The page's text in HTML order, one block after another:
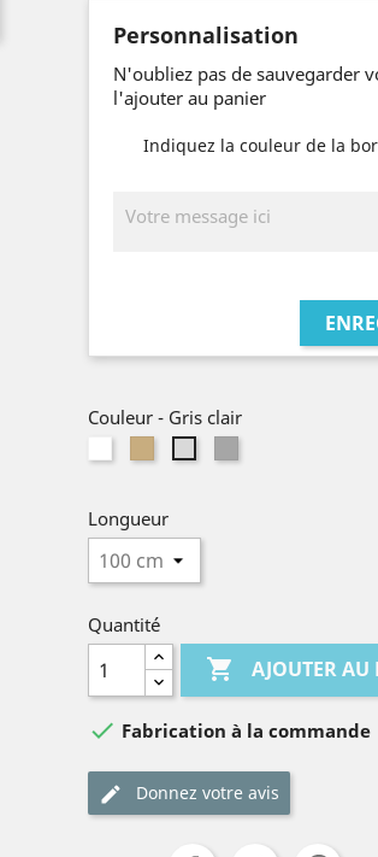
Personnalisation
N'oubliez pas de sauvegarder
l'ajouter au panier
Indiquez la couleur de la
Couleur - Gris clair
Longueur
Quantité
 AJOUTER AU
 Fabrication à la commande
Donnez votre avis